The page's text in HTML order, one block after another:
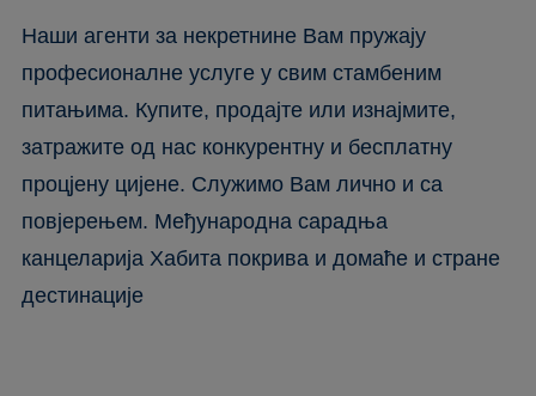
Наши агенти за некретнине Вам пружају
професионалне услуге у свим стамбеним
питањима. Купите, продајте или изнајмите,
затражите од нас конкурентну и бесплатну
процјену цијене. Служимо Вам лично и са
повјерењем. Међународна сарадња
канцеларија Хабита покрива и домаће и стране
дестинације